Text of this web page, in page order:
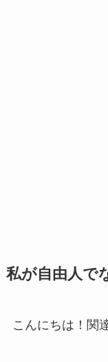
私が自由人で
こんにちは！関